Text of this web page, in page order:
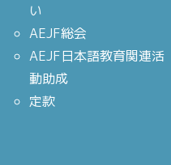
い
AEJF総会
AEJF日本語教育関連活
動助成
定款